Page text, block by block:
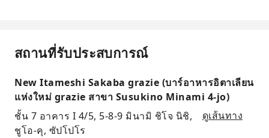
สถานที่รับประสบการณ์
New Itameshi Sakaba grazie (บาร์อาหารอิตาเลียน
แห่งใหม่ grazie สาขา Susukino Minami 4-jo)
ชั้น 7 อาคาร I 4/5, 5-8-9 มินามิ ชิโจ นิชิ,
ชูโอ-คุ, ซัปโปโร
ดูเส้นทาง